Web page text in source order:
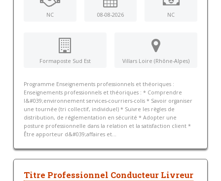
NC 08-08-2026 NC
Formaposte Sud Est Villars Loire (Rhône-Alpes)
Programme Enseignements professionnels et théoriques :
Enseignements professionnels et théoriques : * Comprendre
l&#039;environnement services-courriers-colis * Savoir organiser
une tournée (tri collectif, individuel) * Suivre les règles de
distribution, de réglementation en sécurité * Adopter une
posture professionnelle dans la relation et la satisfaction client *
Être apporteur d&#039;affaires et...
Titre Professionnel Conducteur Livreur